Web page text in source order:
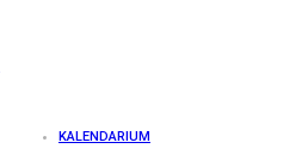
KALENDARIUM